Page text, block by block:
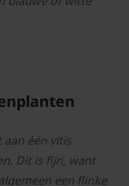
aan één vitis
Dit is fijn, want
een flinke